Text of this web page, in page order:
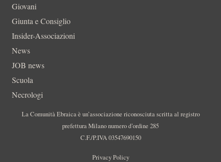
Giovani
Giunta e Consiglio
Insider-Associazioni
News
JOB news
Scuola
Necrologi
La Comunità Ebraica è un’associazione riconosciuta scritta al registro
prefettura Milano numero d’ordine 285
C.F./P.IVA 03547690150
Privacy Policy